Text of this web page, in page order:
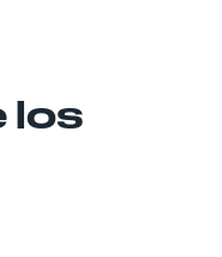
los